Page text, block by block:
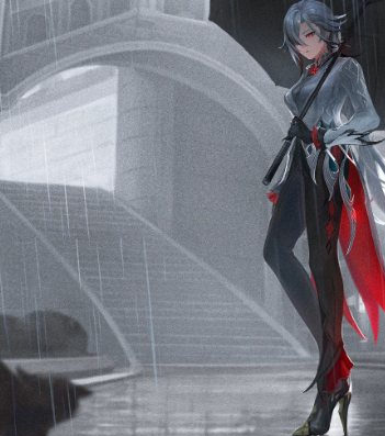
用
率限制。
(逗号分隔)
4K壁纸 Gallery 拾光壁纸 HDQwalls 4K Hd 通用
正在生成支付二维码...
99.00